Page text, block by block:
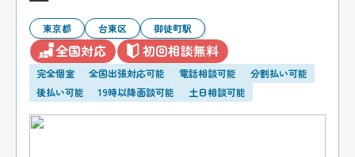
東京都 台東区 御徒町駅
全国対応 初回相談無料
完全個室 全国出張対応可能 電話相談可能
分割払い可能
後払い可能
19時以降面談可能 土日相談可能